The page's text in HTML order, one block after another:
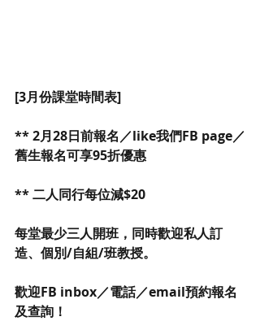
[3月份課堂時間表]
** 2月28日前報名／like我們FB page／
舊生報名可享95折優惠
** 二人同行每位減$20
每堂最少三人開班，同時歡迎私人訂
造、個別/自組/班教授。
歡迎FB inbox／電話／email預約報名
及查詢！